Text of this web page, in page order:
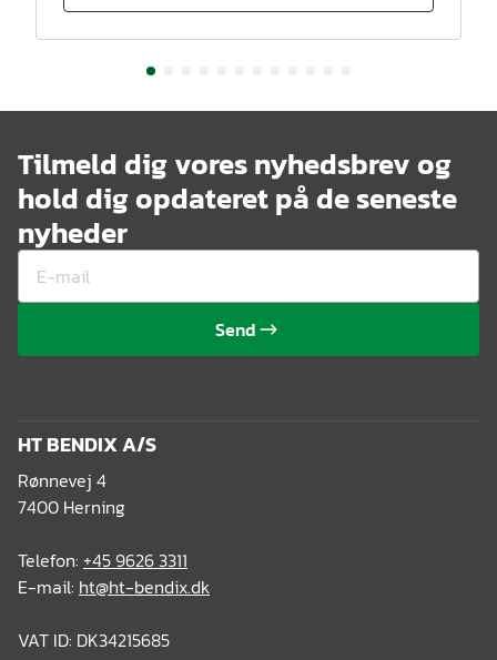
Tilmeld dig vores nyhedsbrev og
hold dig opdateret på de seneste
nyheder
Send
HT BENDIX A/S
Rønnevej 4
7400 Herning
Telefon: +45 9626 3311
E-mail: ht@ht-bendix.dk
VAT ID: DK34215685